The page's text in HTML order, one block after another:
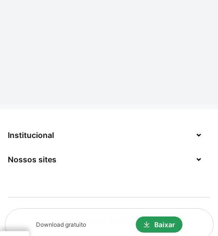
Download gratuito Baixar
Institucional
Sobre
Jobs
Nossos sites
Minha Série